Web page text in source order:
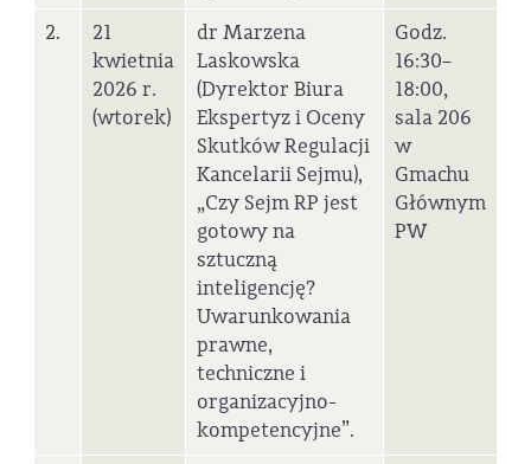
2.
21
kwietnia
2026 r.
(wtorek)
dr Marzena
Laskowska
(Dyrektor Biura
Ekspertyz i Oceny
Skutków Regulacji
Kancelarii Sejmu),
„Czy Sejm RP jest
gotowy na
sztuczną
inteligencję?
Uwarunkowania
prawne,
techniczne i
organizacyjno-
kompetencyjne”.
Godz.
16:30–
18:00,
sala 206
w
Gmachu
Głównym
PW